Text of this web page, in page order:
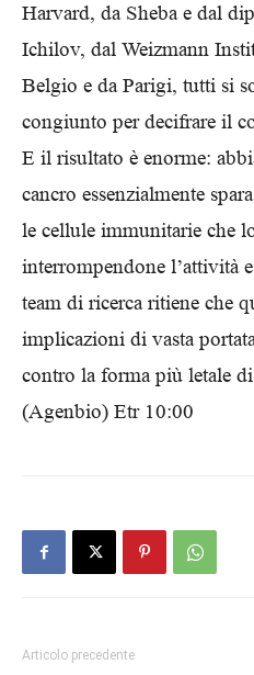
Harvard, da Sheba e dal
Ichilov, dal Weizmann
Belgio e da Parigi, tutti si
congiunto per decifrare il
E il risultato è enorme:
cancro essenzialmente
le cellule immunitarie che
interrompendone l’attività
team di ricerca ritiene che
implicazioni di vasta
contro la forma più letale
(Agenbio) Etr 10:00
Articolo precedente